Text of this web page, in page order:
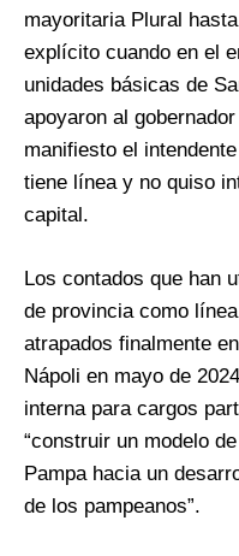
mayoritaria Plural
explícito cuando en el
unidades básicas de
apoyaron al
manifiesto el
tiene línea y no quiso
capital.
Los contados que han
de provincia como
atrapados finalmente
Nápoli en mayo de
interna para cargos
“construir un modelo
Pampa hacia un
de los pampeanos”.